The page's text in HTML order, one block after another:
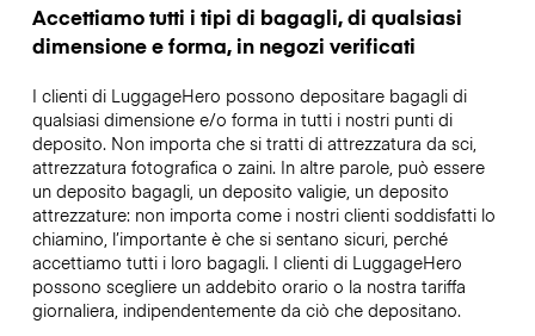
Accettiamo tutti i tipi di bagagli, di qualsiasi
dimensione e forma, in negozi verificati
I clienti di LuggageHero possono depositare bagagli di
qualsiasi dimensione e/o forma in tutti i nostri punti di
deposito. Non importa che si tratti di attrezzatura da sci,
attrezzatura fotografica o zaini. In altre parole, può essere
un deposito bagagli, un deposito valigie, un deposito
attrezzature: non importa come i nostri clienti soddisfatti lo
chiamino, l’importante è che si sentano sicuri, perché
accettiamo tutti i loro bagagli. I clienti di LuggageHero
possono scegliere un addebito orario o la nostra tariffa
giornaliera, indipendentemente da ciò che depositano.